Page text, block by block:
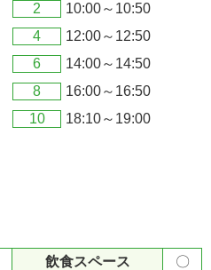
2
10:00～10:50
4
12:00～12:50
6
14:00～14:50
8
16:00～16:50
10
18:10～19:00
飲食スペース
〇